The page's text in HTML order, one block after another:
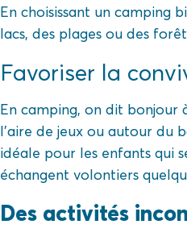
En choisissant un camping
lacs, des plages ou des
Favoriser la
En camping, on dit bonjour
l’aire de jeux ou autour du
idéale pour les enfants qui
échangent volontiers
Des activités